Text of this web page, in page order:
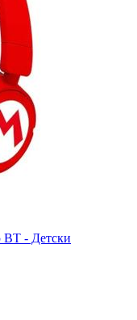
- Детски